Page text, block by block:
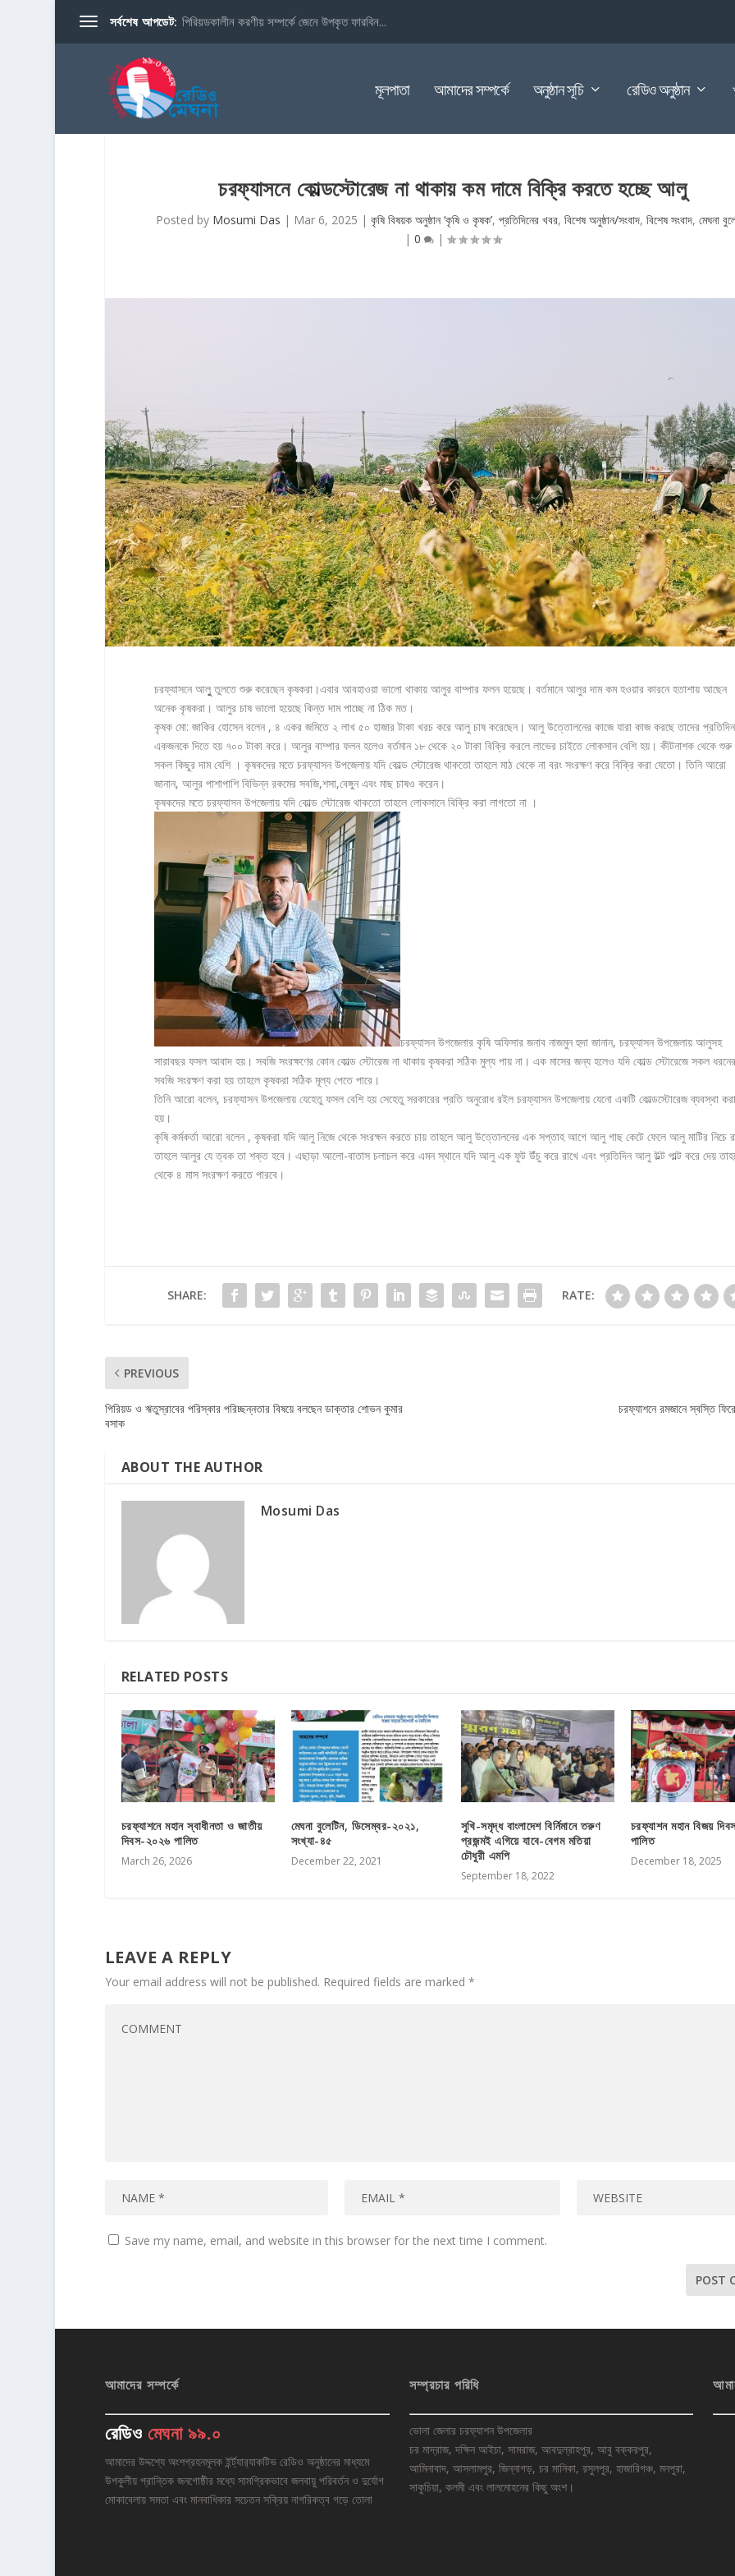
সর্বশেষ আপডেট: পিরিয়ডকালীন করণীয় সম্পর্কে জেনে উপকৃত ফারবিন...
মূলপাতা আমাদের সম্পর্কে অনুষ্ঠান সূচি রেডিও অনুষ্ঠান
চরফ্যাসনে কোল্ডস্টোরেজ না থাকায় কম দামে বিক্রি করতে হচ্ছে আলু
Posted by Mosumi Das | Mar 6, 2025 |কৃষি বিষয়ক অনুষ্ঠান ‘কৃষি ও কৃষক’,প্রতিদিনের খবর,বিশেষ অনুষ্ঠান/সংবাদ,বিশেষ সংবাদ,মেঘনা
| 0 |
চরফ্যাসনে আলুু তুলতে শুরু করেছেন কৃষকরা।এবার আবহাওয়া ভালো থাকায় আলুর বাম্পার ফলন হয়েছে। বর্তমানে আলুর দাম কম হওয়ার কারনে হতাশায় আছেন
অনেক কৃষকরা। আলুর চাষ ভালো হয়েছে কিন্ত দাম পাচ্ছে না ঠিক মত।
কৃষক মো: জাকির হোসেন বলেন , ৪ একর জমিতে ২ লাখ ৫০ হাজার টাকা খরচ করে আলু চাষ করেছেন। আলু উত্তোলনের কাজে যারা কাজ করছে তাদের প্রতিদিন
একজনকে দিতে হয় ৭০০ টাকা করে। আলুর বাম্পার ফলন হলেও বর্তমান ১৮ থেকে ২০ টাকা বিক্রি করলে লাভের চাইতে লোকসান বেশি হয়। কীটনাশক থেকে শুরু
সকল কিছুর দাম বেশি । কৃষকদের মতে চরফ্যাসন উপজেলায় যদি কোল্ড স্টোরেজ থাকতো তাহলে মাঠ থেকে না বরং সংরক্ষণ করে বিক্রি করা যেতো। তিনি আরো
জানান, আলুর পাশাপাশি বিভিন্ন রকমের সবজি,শসা,বেঙ্গুন এবং মাছ চাষও করেন।
কৃষকদের মতে চরফ্যাসন উপজেলায় যদি কোল্ড স্টোরেজ থাকতো তাহলে লোকসানে বিক্রি করা লাগতো না ।
চরফ্যাসন উপজেলার কৃষি অফিসার জনাব নাজমুন হুদা জানান, চরফ্যাসন উপজেলায় আলুসহ
সারাবছর ফসল আবাদ হয়। সবজি সংরক্ষণের কোন কোল্ড স্টোরেজ না থাকায় কৃষকরা সঠিক মুল্য পায় না। এক মাসের জন্য হলেও যদি কোল্ড স্টোরেজে সকল ধরনের
সবজি সংরক্ষণ করা হয় তাহলে কৃষকরা সঠিক মূল্য পেতে পারে।
তিনি আরো বলেন, চরফ্যাসন উপজেলায় যেহেতু ফসল বেশি হয় সেহেতু সরকারের প্রতি অনুরোধ রইল চরফ্যাসন উপজেলায় যেনো একটি কোল্ডস্টোরেজ ব্যবস্থা করা
হয়।
কৃষি কর্মকর্তা আরো বলেন , কৃষকরা যদি আলু নিজে থেকে সংরক্ষন করতে চায় তাহলে আলু উত্তোলনের এক সপ্তাহ আগে আলু গাছ কেটে ফেলে আলু মাটির নিচে
তাহলে আলুর যে ত্বক তা শক্ত হবে। এছাড়া আলো-বাতাস চলাচল করে এমন স্থানে যদি আলু এক ফুট উঁচু করে রাখে এবং প্রতিদিন আলু উল্ট পাল্ট করে দেয়
থেকে ৪ মাস সংরক্ষণ করতে পারবে।
SHARE: RATE:
PREVIOUS
পিরিয়ড ও ঋতুস্রাবের পরিস্কার পরিচ্ছন্নতার বিষয়ে বলছেন ডাক্তার শোভন কুমার
বসাক
চরফ্যাশনে রমজানে স্বস্তি
ABOUT THE AUTHOR
Mosumi Das
RELATED POSTS
চরফ্যাশনে মহান স্বাধীনতা ও জাতীয়
দিবস-২০২৬ পালিত
March 26, 2026
মেঘনা বুলেটিন, ডিসেম্বর-২০২১,
সংখ্যা-৪৫
December 22, 2021
সুখি-সমৃদ্ধ বাংলাদেশ বির্নিমানে তরুণ
প্রজন্মই এগিয়ে যাবে-বেগম মতিয়া
চৌধুরী এমপি
September 18, 2022
চরফ্যাশন মহান বিজয়
পালিত
December 18, 2025
LEAVE A REPLY
Your email address will not be published. Required fields are marked *
Save my name, email, and website in this browser for the next time I comment.
আমাদের সম্পর্কে
রেডিও মেঘনা ৯৯.০
আমাদের উদ্দশ্যে অংশগ্রহনমূলক ইর্ন্ট্যার‌্যাকটিভ রেডিও অনুষ্ঠানের মাধ্যমে
উপকুলীয় প্রান্তিক জনগোষ্ঠীর মধ্যে সামগ্রিকভাবে জলবায়ু পরিবর্তন ও দুর্যোগ
মোকাবেলায় সমতা এবং মানবাধিকার সচেতন সক্রিয় নাগরিকত্ব গড়ে তোলা
সম্প্রচার পরিধি
ভোলা জেলার চরফ্যাশন উপজেলার
চর মাদ্রাজ, দক্ষিন আইচা, সামরাজ, আবদুল্রাহপুর, আবু বক্করপুর,
আমিনাবাদ, আসলামপুর, জিন্নাগড়, চর মানিকা, রসুলপুর, হাজারিগঞ্চ, মনপুরা,
সাকুচিয়া, কলমী এবং লালমোহনের কিছু অংশ।